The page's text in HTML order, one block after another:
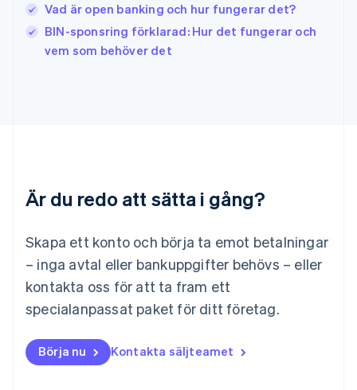
Vad är open banking och hur fungerar det?
BIN-sponsring förklarad: Hur det fungerar och
vem som behöver det
Är du redo att sätta i gång?
Skapa ett konto och börja ta emot betalningar
– inga avtal eller bankuppgifter behövs – eller
kontakta oss för att ta fram ett
specialanpassat paket för ditt företag.
Börja nu Kontakta säljteamet
Kroatien
EnglishItaliano
Lettland
English简体中文
Malta
Mexiko
English
Nederländerna
NederlandsEnglish
Norge
Nya Zeeland
English
Polen